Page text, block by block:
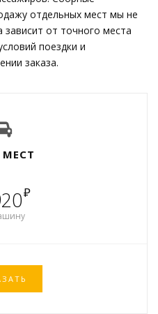
отдельных мест мы не
от точного места
поездки и
заказа.
₽